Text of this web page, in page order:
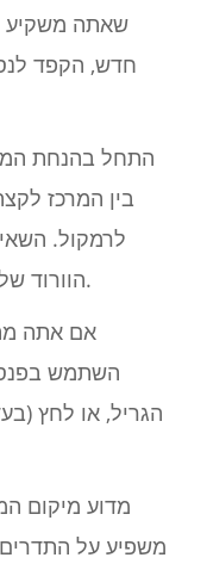
שאתה משקיע
חדש, הקפד
התחל בהנחת
בין המרכז
לרמקול.
הוורוד שלכם בין המיקרופון לגריל הרמקול.
אם אתה
השתמש בפנס
הגריל, או לחץ
מדוע מיקום
משפיע על